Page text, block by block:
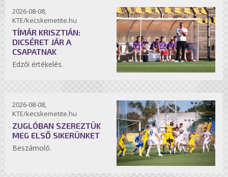
2026-08-08,
KTE/kecskemetite.hu
TÍMÁR KRISZTIÁN:
DICSÉRET JÁR A
CSAPATNAK
Edzői értékelés.
2026-08-08,
KTE/kecskemetite.hu
ZUGLÓBAN SZEREZTÜK
MEG ELSŐ SIKERÜNKET
Beszámoló.